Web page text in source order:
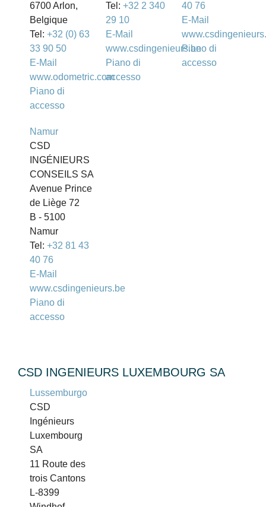
6700 Arlon,
Belgique
Tel: +32 (0) 63
33 90 50
E-Mail
www.odometric.com
Piano di
accesso
Tel:+32 2 340
29 10
E-Mail
www.csdingenieurs.be
Piano di
accesso
40 76
E-Mail
Piano di
accesso
Namur
CSD
INGÉNIEURS
CONSEILS SA
Avenue Prince
de Liège 72
B - 5100
Namur
Tel: +32 81 43
40 76
E-Mail
www.csdingenieurs.be
Piano di
accesso
CSD INGENIEURS LUXEMBOURG SA
Lussemburgo
CSD
Ingénieurs
Luxembourg
SA
11 Route des
trois Cantons
L-8399